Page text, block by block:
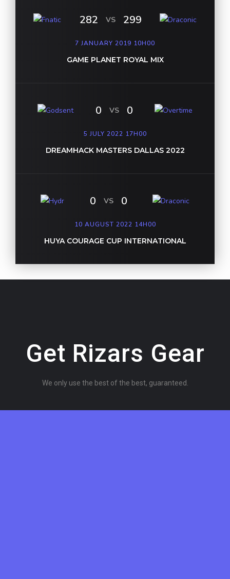
282 VS 299
7 JANUARY 2019 10H00
GAME PLANET ROYAL MIX
0 VS 0
5 JULY 2022 17H00
DREAMHACK MASTERS DALLAS 2022
0 VS 0
10 AUGUST 2022 14H00
HUYA COURAGE CUP INTERNATIONAL
Get Rizars Gear
We only use the best of the best, guaranteed.